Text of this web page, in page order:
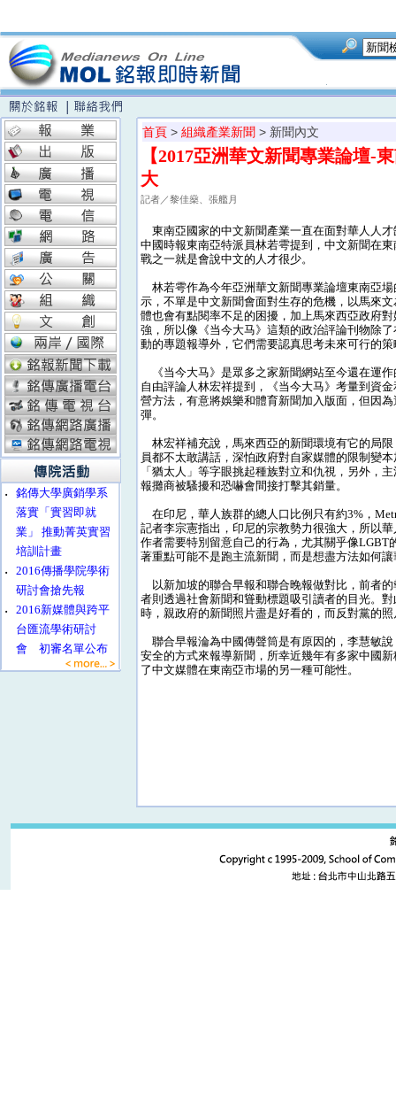
‧
銘傳大學廣銷學系
落實「實習即就
業」 推動菁英實習
培訓計畫
‧
2016傳播學院學術
研討會搶先報
‧
2016新媒體與跨平
台匯流學術研討
會 初審名單公布
首頁 > 組織產業新聞 > 新聞內文
【2017亞洲華文新聞專業論壇
大
記者／黎佳燊、張艦月
東南亞國家的中文新聞產業一直在面對華人人
中國時報東南亞特派員林若雩提到，中文新聞在
戰之一就是會說中文的人才很少。
林若雩作為今年亞洲華文新聞專業論壇東南亞
示，不單是中文新聞會面對生存的危機，以馬來
體也會有點閱率不足的困擾，加上馬來西亞政府
強，所以像《当今大马》這類的政治評論刊物除
動的專題報導外，它們需要認真思考未來可行的
《当今大马》是眾多之家新聞網站至今還在運
自由評論人林宏祥提到，《当今大马》考量到資
營方法，有意將娛樂和體育新聞加入版面，但因
彈。
林宏祥補充說，馬來西亞的新聞環境有它的局
員都不太敢講話，深怕政府對自家媒體的限制變
「猶太人」等字眼挑起種族對立和仇視，另外，
報攤商被騷擾和恐嚇會間接打擊其銷量。
在印尼，華人族群的總人口比例只有約3%，
記者李宗憲指出，印尼的宗教勢力很強大，所以
作者需要特別留意自己的行為，尤其關乎像
著重點可能不是跑主流新聞，而是想盡方法如何
以新加坡的聯合早報和聯合晚報做對比，前者
者則透過社會新聞和聳動標題吸引讀者的目光。
時，親政府的新聞照片盡是好看的，而反對黨的
聯合早報淪為中國傳聲筒是有原因的，李慧敏
安全的方式來報導新聞，所幸近幾年有多家中國
了中文媒體在東南亞市場的另一種可能性。